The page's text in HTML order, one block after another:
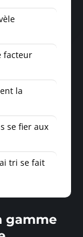
facteur
la
se fier aux
tri se fait
gamme